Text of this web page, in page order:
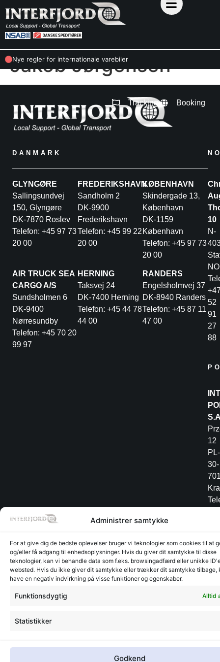
Administrer samtykke
For at give dig de bedste oplevelser bruger vi teknologier som cookies til at
og/eller få adgang til enhedsoplysninger. Hvis du giver dit samtykke til disse
teknologier, kan vi behandle data som f.eks. browsingadfærd eller unikke
websted. Hvis du ikke giver dit samtykke eller trækker dit samtykke tilbage,
have en negativ indvirkning på visse funktioner og egenskaber.
Funktionsdygtig Alltid
Statistikker
Godkend
Nye regler for internationale varebiler
Jakob Jørgensen
Tracking Booking
DANMARK
GLYNGØRE
Sallingsundvej
150, Glyngøre
DK-7870 Roslev
Telefon: +45 97 73
20 00
FREDERIKSHAVN
Sandholm 2
DK-9900
Frederikshavn
Telefon: +45 99 22
20 00
KØBENHAVN
Skindergade 13,
København
DK-1159
København
Telefon: +45 97 73
20 00
AIR TRUCK SEA
CARGO A/S
Sundsholmen 6
DK-9400
Nørresundby
Telefon: +45 70 20
99 97
HERNING
Taksvej 24
DK-7400 Herning
Telefon: +45 44 78
44 00
RANDERS
Engelsholmvej 37
DK-8940 Randers
Telefon: +45 87 11
47 00
10
N-
52
91
27
88
12
PL-
30-
©
CVR:
Lager
Glyngøre
Lager
Glyngøre Radesign.dk - Design på